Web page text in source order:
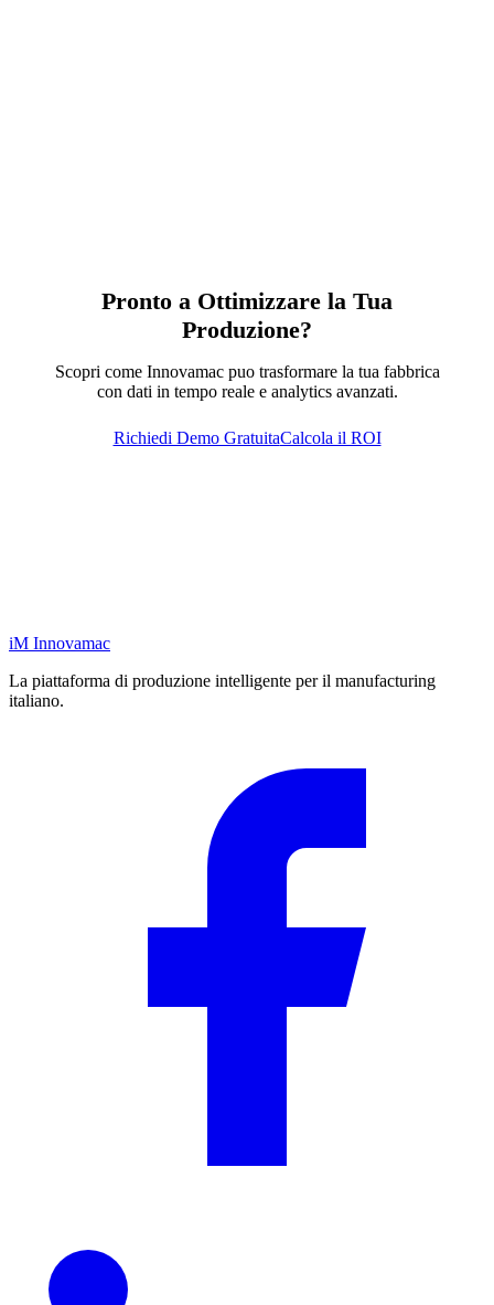
Pronto a Ottimizzare la Tua
Produzione?
Scopri come Innovamac puo trasformare la tua fabbrica
con dati in tempo reale e analytics avanzati.
Richiedi Demo GratuitaCalcola il ROI
iM Innovamac
La piattaforma di produzione intelligente per il manufacturing
italiano.